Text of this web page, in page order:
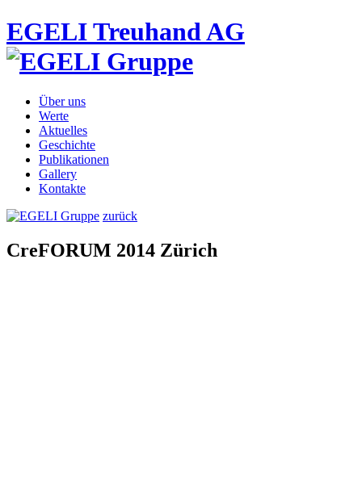
EGELI Treuhand AG
Über uns
Werte
Aktuelles
Geschichte
Publikationen
Gallery
Kontakte
zurück
CreFORUM 2014 Zürich